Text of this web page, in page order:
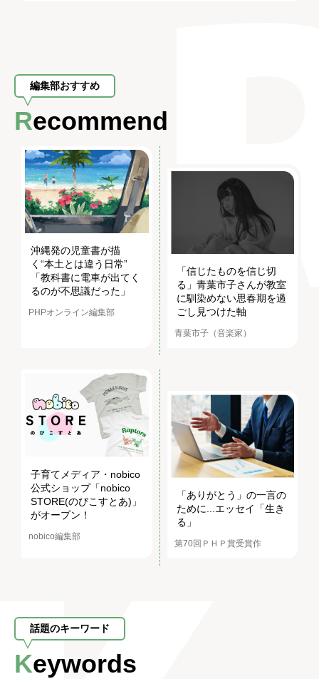
編集部おすすめ
Recommend
沖縄発の児童書が描
く“本土とは違う日常”
「教科書に電車が出てく
るのが不思議だった」
PHPオンライン編集部
「信じたものを信じ切
る」青葉市子さんが教室
に馴染めない思春期を過
ごし見つけた軸
青葉市子（音楽家）
子育てメディア・nobico
公式ショップ「nobico
STORE(のびこすとあ)」
がオープン！
nobico編集部
「ありがとう」の一言の
ために...エッセイ「生き
る」
第70回ＰＨＰ賞受賞作
話題のキーワード
Keywords